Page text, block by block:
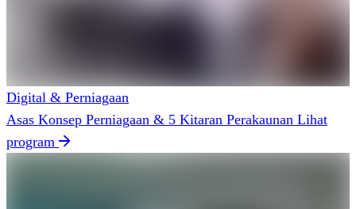
Digital & Perniagaan
Asas Konsep Perniagaan & 5 Kitaran Perakaunan Lihat
program